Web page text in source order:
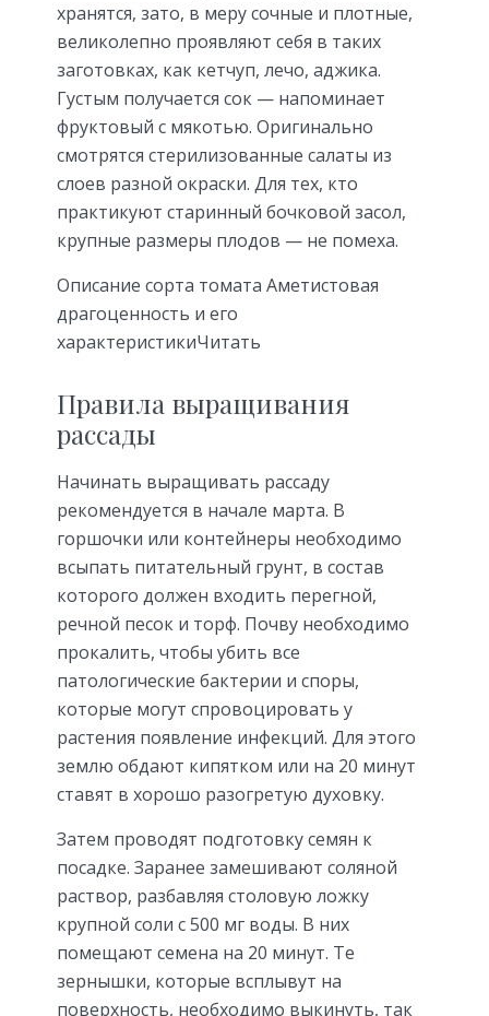
хранятся, зато, в меру сочные и плотные,
великолепно проявляют себя в таких
заготовках, как кетчуп, лечо, аджика.
Густым получается сок — напоминает
фруктовый с мякотью. Оригинально
смотрятся стерилизованные салаты из
слоев разной окраски. Для тех, кто
практикуют старинный бочковой засол,
крупные размеры плодов — не помеха.
Описание сорта томата Аметистовая
драгоценность и его
характеристикиЧитать
Правила выращивания
рассады
Начинать выращивать рассаду
рекомендуется в начале марта. В
горшочки или контейнеры необходимо
всыпать питательный грунт, в состав
которого должен входить перегной,
речной песок и торф. Почву необходимо
прокалить, чтобы убить все
патологические бактерии и споры,
которые могут спровоцировать у
растения появление инфекций. Для этого
землю обдают кипятком или на 20 минут
ставят в хорошо разогретую духовку.
Затем проводят подготовку семян к
посадке. Заранее замешивают соляной
раствор, разбавляя столовую ложку
крупной соли с 500 мг воды. В них
помещают семена на 20 минут. Те
зернышки, которые всплывут на
поверхность, необходимо выкинуть, так